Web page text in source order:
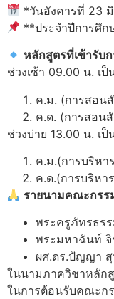
*วันอังคารที่ 23
**ประจำปีการศึก
หลักสูตรที่เข้ารับ
ช่วงเช้า 09.00 น. เป็
ค.ม. (การสอน
ค.ด. (การสอน
ช่วงบ่าย 13.00 น. เป็
ค.ม.(การบริหา
ค.ด.(การบริหา
รายนามคณะกรร
พระครูภัทรธร
พระมหาฉันท์ จิ
ผศ.ดร.ปัญญา
ในนามภาควิชาหลัก
ในการต้อนรับคณะก